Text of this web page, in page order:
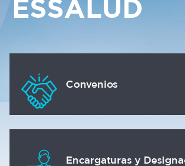
ESSALUD
Convenios
Encargaturas y